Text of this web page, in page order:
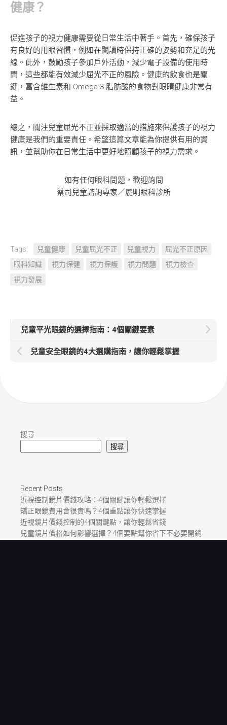
健康？
促進孩子的視力健康需要從日常生活中著手。首先，確保孩子
有良好的用眼習慣，例如在閱讀時保持正確的姿勢和充足的光
線。此外，鼓勵孩子參加戶外活動，減少電子設備的使用時
間，這些都能有效減少屈光不正的風險。健康的飲食也是關
鍵，富含維生素和 Omega-3 脂肪酸的食物對眼睛健康非常有
益。
總之，關注兒童屈光不正並採取適當的措施來保護孩子的視力
健康是我們的重要責任。希望這篇文章能為你提供有用的資
訊，並幫助你在日常生活中更好地照顧孩子的視力需求。
如有任何眼科問題，歡迎詢問
蔡司兒童諮詢專家／麗明眼科診所
Tags: 兒童健康 兒童屈光不正 兒童視力
屈光不正原因
眼科知識
視力保健 視力保護 視力問題
視力檢查
視力發展
兒童平光眼鏡的選擇指南：4個關鍵要素
兒童安全眼鏡的4大選購指南，讓你輕鬆掌握
搜尋
搜尋
Recent Posts
近視控制鏡片價錢攻略：4個關鍵讓你輕鬆選擇
矯正眼鏡費用會很貴嗎？4個重點讓你快速掌握
近視鏡片價錢控制的4個關鍵點，讓你輕鬆省錢
兒童鏡片價格如何影響選擇？4個要點幫你省下不必要開銷